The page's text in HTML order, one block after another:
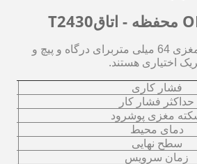
محفظه - اتاقT2430
برای درگاه و پیچ و
اختیاری هستند.
فشار کاری
حداکثر فشار کار
مغزی پوشرود
دمای محیط
سطح نهایی
زمان سرویس